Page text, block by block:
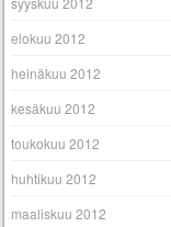
elokuu 2012
heinäkuu 2012
kesäkuu 2012
toukokuu 2012
huhtikuu 2012
maaliskuu 2012